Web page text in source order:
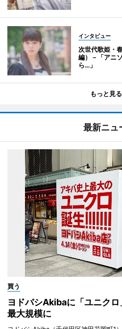
インタビュー
次世代歌姫・
編）－「アニ
ら…」
もっと見る
最新ニュ
買う
ヨドバシAkibaに「ユニク
最大規模に